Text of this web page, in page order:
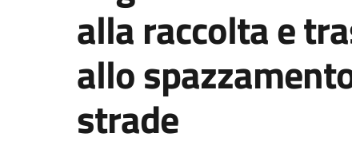
alla raccolta e
allo
strade